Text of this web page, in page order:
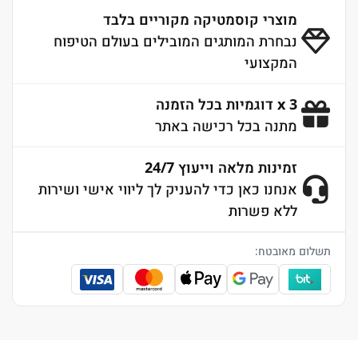
מוצרי קוסמטיקה מקוריים בלבד
נבחרת המותגים המובילים בעולם הטיפוח
המקצועי
3 x דוגמיות בכל הזמנה
מתנה בכל רכישה באתר
זמינות מלאה וייעוץ 24/7
אנחנו כאן כדי להעניק לך ליווי אישי ושירות
ללא פשרות
תשלום מאובטח: